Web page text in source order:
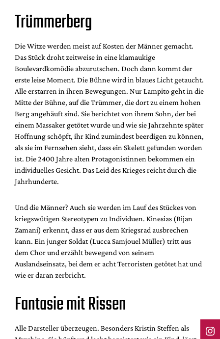
Trümmerberg
Die Witze werden meist auf Kosten der Männer gemacht.
Das Stück droht zeitweise in eine klamaukige
Boulevardkomödie abzurutschen. Doch dann kommt der
erste leise Moment. Die Bühne wird in blaues Licht getaucht.
Alle erstarren in ihren Bewegungen. Nur Lampito geht in die
Mitte der Bühne, auf die Trümmer, die dort zu einem hohen
Berg angehäuft sind. Sie berichtet von ihrem Sohn, der bei
einem Massaker getötet wurde und wie sie Jahrzehnte später
Hoffnung schöpft, ihr Kind zumindest beerdigen zu können,
als sie im Fernsehen sieht, dass ein Skelett gefunden worden
ist. Die 2400 Jahre alten Protagonistinnen bekommen ein
individuelles Gesicht. Das Leid des Krieges reicht durch die
Jahrhunderte.
Und die Männer? Auch sie werden im Lauf des Stückes von
kriegswütigen Stereotypen zu Individuen. Kinesias (Bijan
Zamani) erkennt, dass er aus dem Kriegsrad ausbrechen
kann. Ein junger Soldat (Lucca Samjouel Müller) tritt aus
dem Chor und erzählt bewegend von seinem
Auslandseinsatz, bei dem er acht Terroristen getötet hat und
wie er daran zerbricht.
Fantasie mit Rissen
Alle Darsteller überzeugen. Besonders Kristin Steffen als